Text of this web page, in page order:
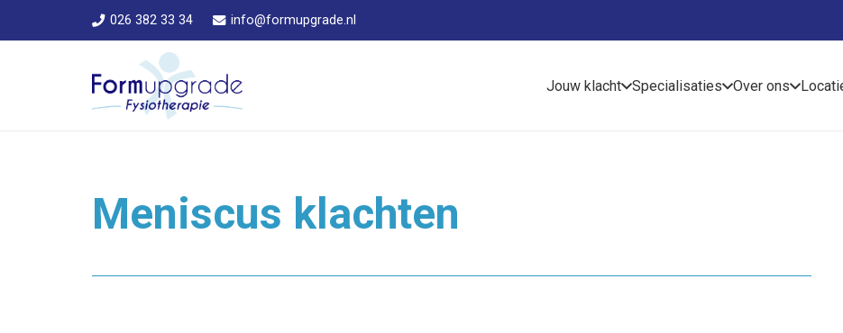
026 382 33 34 info@formupgrade.nl
Jouw klacht Specialisaties Over ons
Meniscus klachten